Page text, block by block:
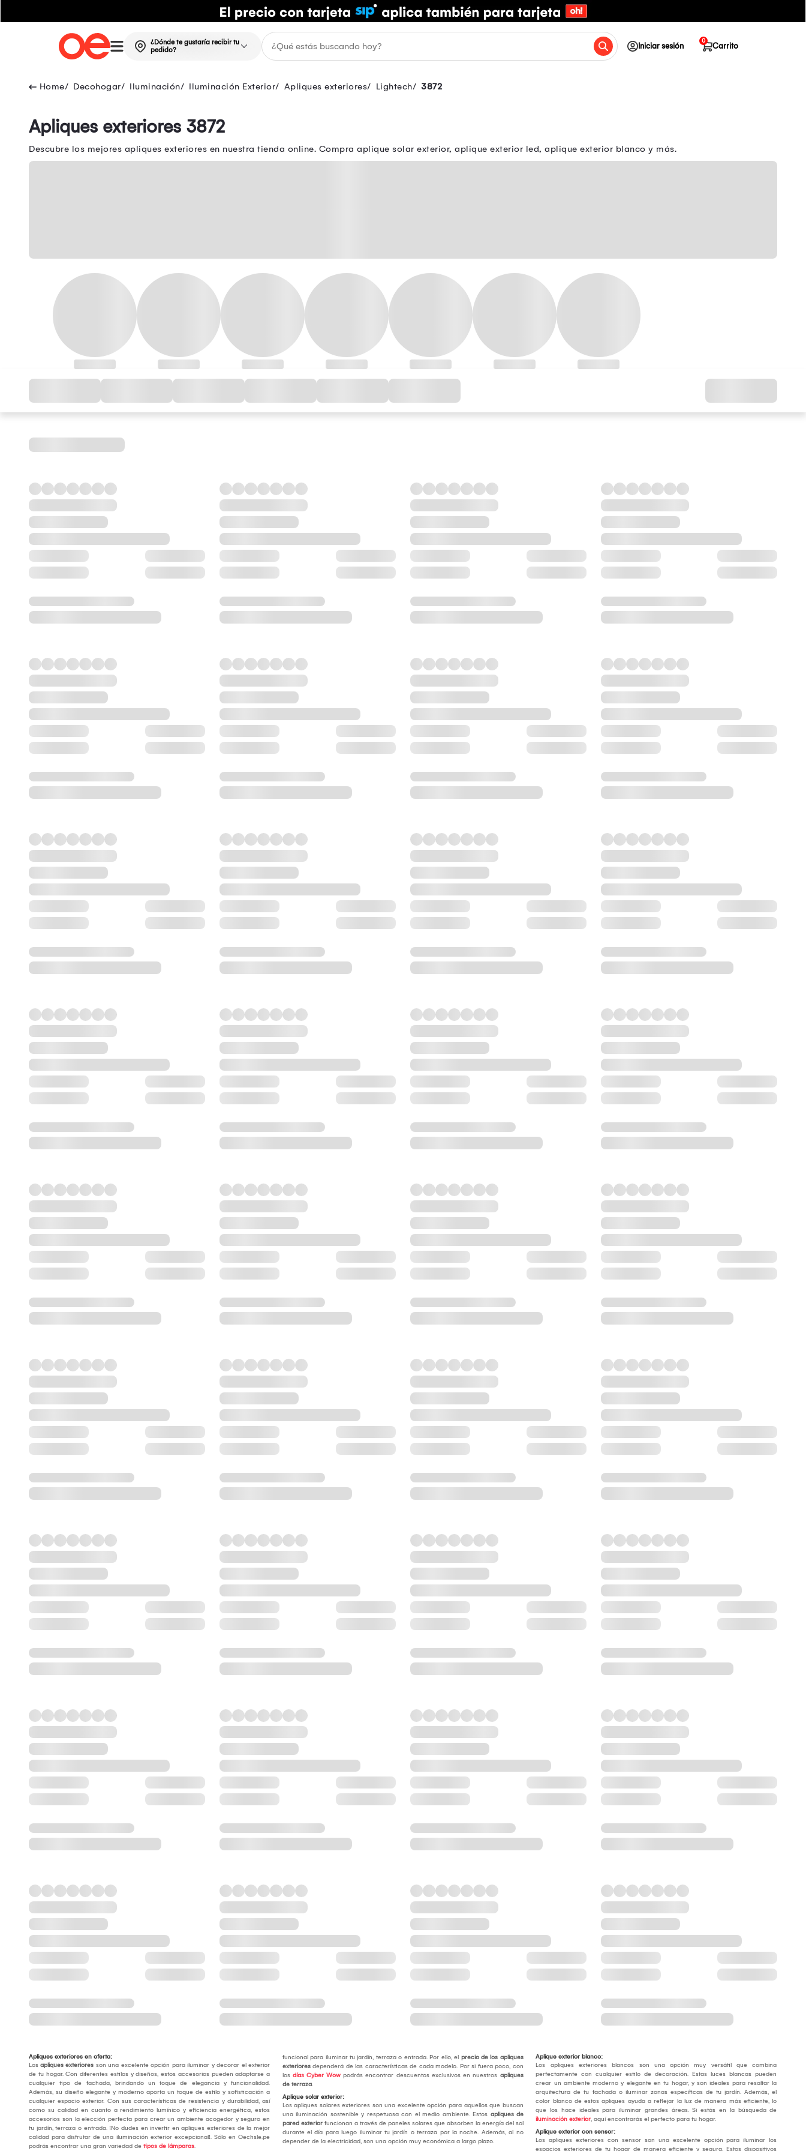
¿Dónde te gustaría recibir tu
pedido?
Iniciar sesión Carrito
0
Decohogar Iluminación Iluminación Exterior Apliques exteriores Lightech 3872
Apliques exteriores 3872
Descubre los mejores apliques exteriores en nuestra tienda online. Compra aplique solar exterior, aplique exterior led, aplique exterior blanco y más.
Apliques exteriores en oferta:
Los apliques exteriores son una excelente opción para iluminar y decorar el exterior
de tu hogar. Con diferentes estilos y diseños, estos accesorios pueden adaptarse a
cualquier tipo de fachada, brindando un toque de elegancia y funcionalidad.
Además, su diseño elegante y moderno aporta un toque de estilo y sofisticación a
cualquier espacio exterior. Con sus características de resistencia y durabilidad, así
como su calidad en cuanto a rendimiento lumínico y eficiencia energética, estos
accesorios son la elección perfecta para crear un ambiente acogedor y seguro en
tu jardín, terraza o entrada. ¡No dudes en invertir en apliques exteriores de la mejor
calidad para disfrutar de una iluminación exterior excepcional!. Sólo en Oechsle.pe
podrás encontrar una gran variedad de tipos de lámparas.
funcional para iluminar tu jardín, terraza o entrada. Por ello, el precio de los apliques
exterioresdependerá de las características de cada modelo. Por si fuera poco, con
los días Cyber Wowpodrás encontrar descuentos exclusivos en nuestros apliques
de terraza.
Aplique solar exterior:
Los apliques solares exteriores son una excelente opción para aquellos que buscan
una iluminación sostenible y respetuosa con el medio ambiente. Estos apliques de
pared exterior funcionan a través de paneles solares que absorben la energía del sol
durante el día para luego iluminar tu jardín o terraza por la noche. Además, al no
depender de la electricidad, son una opción muy económica a largo plazo.
Aplique exterior blanco:
Los apliques exteriores blancos son una opción muy versátil que combina
perfectamente con cualquier estilo de decoración. Estas luces blancas pueden
crear un ambiente moderno y elegante en tu hogar, y son ideales para resaltar la
arquitectura de tu fachada o iluminar zonas específicas de tu jardín. Además, el
color blanco de estos apliques ayuda a reflejar la luz de manera más eficiente, lo
que los hace ideales para iluminar grandes áreas. Si estás en la búsqueda de
iluminación exterior, aquí encontrarás el perfecto para tu hogar.
Aplique exterior con sensor:
Los apliques exteriores con sensor son una excelente opción para iluminar los
espacios exteriores de tu hogar de manera eficiente y segura. Estos dispositivos